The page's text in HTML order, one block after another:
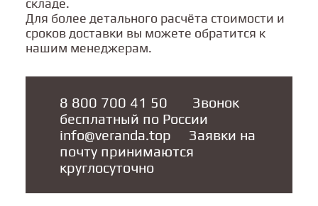
Кухня составлена с любовью и
удовольствием, поэтому мы уверены, что ее
приобретение принесет вам радость и
удовольствие на многие годы!
складе.
Для более детального расчёта стоимости и
сроков доставки вы можете обратится к
нашим менеджерам.
8 800 700 41 50
       Звонок
info@veranda.top
     Заявки на
почту принимаются
круглосуточно